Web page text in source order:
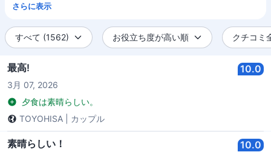
さらに表示
すべて (1562) お役立ち度が高い順 クチコミ
最高! 10.0
3月 07, 2026
夕食は素晴らしい。
TOYOHISA
カップル
素晴らしい！ 10.0